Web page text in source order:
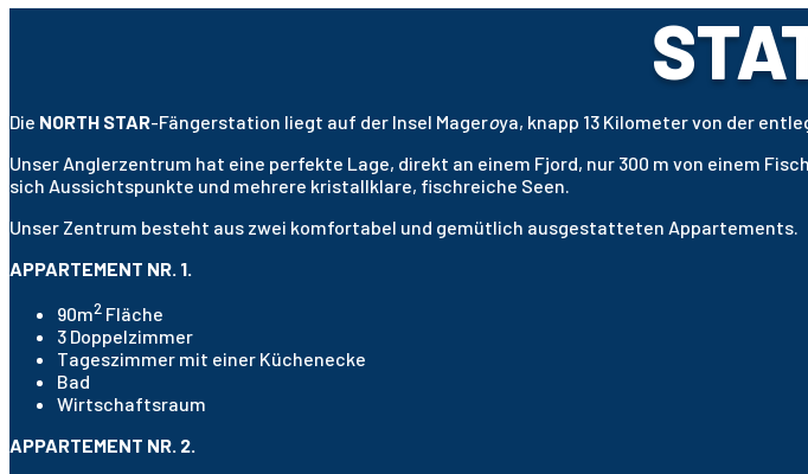
Die NORTH STAR-Fängerstation liegt auf der Insel Mageroya, knapp 13 Kilometer von der
Unser Anglerzentrum hat eine perfekte Lage, direkt an einem Fjord, nur 300 m von einem
sich Aussichtspunkte und mehrere kristallklare, fischreiche Seen.
Unser Zentrum besteht aus zwei komfortabel und gemütlich ausgestatteten Appartements.
APPARTEMENT NR. 1.
90m2 Fläche
3 Doppelzimmer
Tageszimmer mit einer Küchenecke
Bad
Wirtschaftsraum
APPARTEMENT NR. 2.